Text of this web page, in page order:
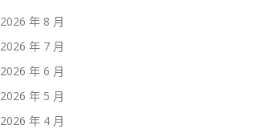
2026 年 8 月
2026 年 7 月
2026 年 6 月
2026 年 5 月
2026 年 4 月